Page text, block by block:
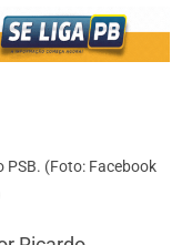
PSB. (Foto: Facebook